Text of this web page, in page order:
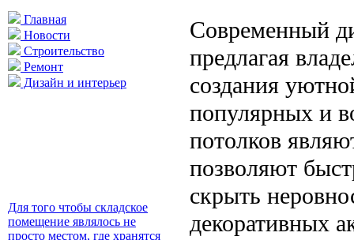
Главная
Новости
Строительство
Ремонт
Дизайн и интерьер
Для того чтобы складское
помещение являлось не
просто местом, где хранятся
Современный
предлагая
создания
популярных и
потолков
позволяют
скрыть
декоративных